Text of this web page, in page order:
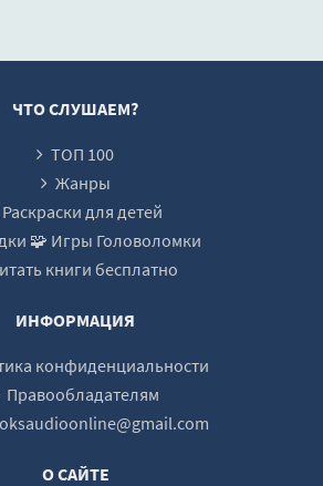
ЧТО СЛУШАЕМ?
ТОП 100
Жанры
Раскраски для детей
🧩 Игры Головоломки
книги бесплатно
ИНФОРМАЦИЯ
конфиденциальности
Правообладателям
О САЙТЕ